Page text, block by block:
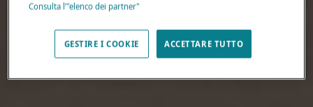
Consulta l’"elenco dei partner"
GESTIRE I COOKIE ACCETTARE TUTTO